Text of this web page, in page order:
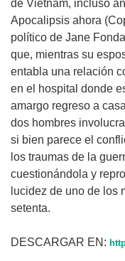
de Vietnam, incluso
Apocalipsis ahora
político de Jane
que, mientras su
entabla una relación
en el hospital donde
amargo regreso a
dos hombres
si bien parece el
los traumas de la
cuestionándola y
lucidez de uno de los
setenta.
DESCARGAR EN: